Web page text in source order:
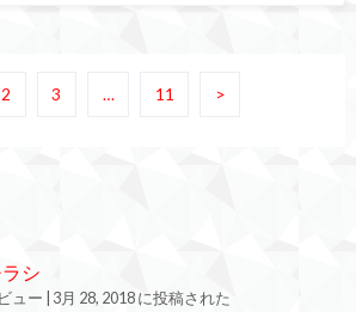
2 3 … 11 >
シ
ュー 3月 28, 2018 に投稿された